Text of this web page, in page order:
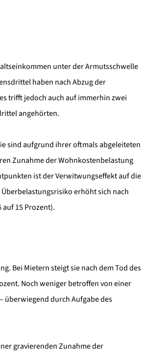
unter der Armutsschwelle
haben nach Abzug der
trifft jedoch auch auf immerhin zwei
angehörten.
sind aufgrund ihrer oftmals abgeleiteten
Zunahme der Wohnkostenbelastung
ist der Verwitwungseffekt auf die
erhöht sich nach
15 Prozent).
Bei Mietern steigt sie nach dem Tod des
Noch weniger betroffen von einer
überwiegend durch Aufgabe des
gravierenden Zunahme der